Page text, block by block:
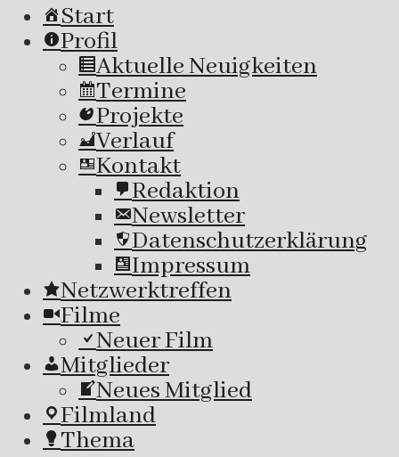
Start
Profil
Aktuelle Neuigkeiten
Termine
Projekte
Verlauf
Kontakt
Redaktion
Newsletter
Datenschutzerklärung
Impressum
Netzwerktreffen
Filme
Neuer Film
Mitglieder
Neues Mitglied
Filmland
Thema